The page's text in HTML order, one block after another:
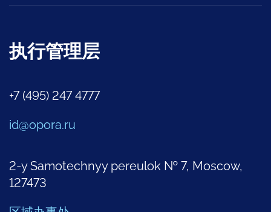
执行管理层
+7 (495) 247 4777
id@opora.ru
2-y Samotechnyy pereulok № 7, Moscow,
127473